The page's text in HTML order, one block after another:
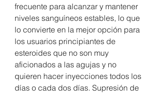
frecuente para alcanzar y mantener
niveles sanguíneos estables, lo que
lo convierte en la mejor opción para
los usuarios principiantes de
esteroides que no son muy
aficionados a las agujas y no
quieren hacer inyecciones todos los
días o cada dos días. Supresión de